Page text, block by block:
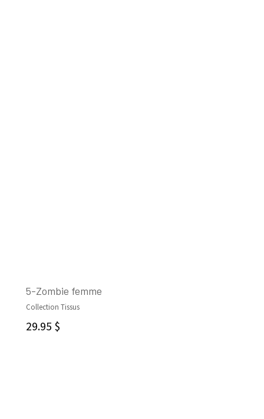
5-Zombie femme
Collection Tissus
29.95 $